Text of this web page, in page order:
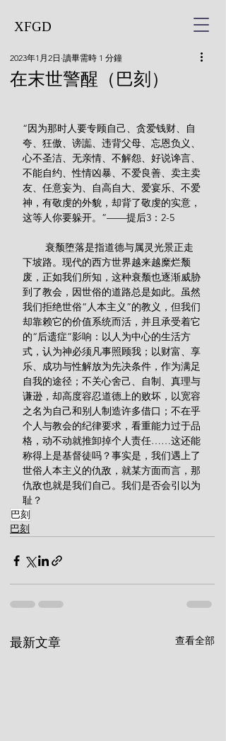
XFGD
在末世警醒（巴刻）
2023年1月2日 讀畢需時 1 分鐘
“因为那时人要专顾自己、贪爱钱财、自
夸、狂傲、谤讟、违背父母、忘恩负义、
心不圣洁、无亲情、不解怨、好说谗言、
不能自约、性情凶暴、不爱良善、卖主卖
友、任意妄为、自高自大、爱宴乐、不爱
神，有敬虔的外貌，却背了敬虔的实意，
这等人你要躲开。”——提后3：2-5
下坡路。现代的西方世界越来越糜烂颓
废，正如我们所知，这种衰颓也逐渐威胁
到了教会，因世俗的道路总是如此。虽然
我们拒绝世俗“人本主义”的教义，但我们
却靠赖它的价值系统而活，并且承受着它
的“后遗症”影响：以人为中心的生活方
式，认为神必须凡事照顾我；以财富、享
乐、成功与性解放为先决条件，作为满足
自我的途径；不关心舍己、自制、真理与
谦逊，却高度容忍道德上的败坏，以宽容
之名为自己和别人制造许多借口；不在乎
个人与教会的纪律要求，看重能力过于品
格，动不动就推卸掉个人责任……这还能
称得上是基督徒吗？事实是，我们遇上了
世俗人本主义的仇敌，就某方面而言，那
仇敌也就是我们自己。我们是否会引以为
耻？
巴刻
巴刻
最新文章 查看全部